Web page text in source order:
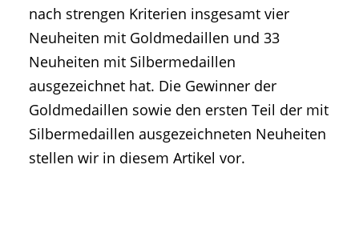
nach strengen Kriterien insgesamt vier
Neuheiten mit Goldmedaillen und 33
Neuheiten mit Silbermedaillen
ausgezeichnet hat. Die Gewinner der
Goldmedaillen sowie den ersten Teil der mit
Silbermedaillen ausgezeichneten Neuheiten
stellen wir in diesem Artikel vor.